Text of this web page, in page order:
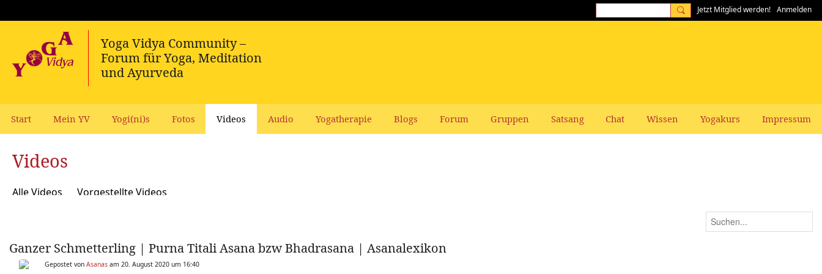
Jetzt Mitglied werden! Anmelden
Start Mein YV Yogi(ni)s Fotos Videos Audio Yogatherapie Blogs Forum Gruppen Satsang Chat Wissen Yogakurs Impressum
Videos
Alle Videos Vorgestellte Videos
Ganzer Schmetterling | Purna Titali Asana bzw Bhadrasana | Asanalexikon
Gepostet von Asanas am 20. August 2020 um 16:40